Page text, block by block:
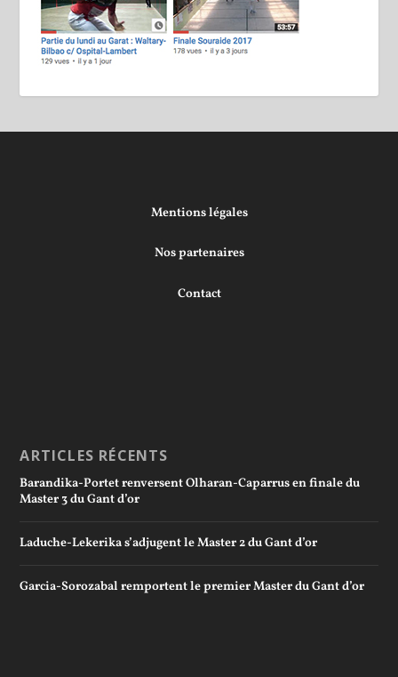
Mentions légales
Nos partenaires
Contact
ARTICLES RÉCENTS
Barandika-Portet renversent Olharan-Caparrus en finale du
Master 3 du Gant d’or
Laduche-Lekerika s’adjugent le Master 2 du Gant d’or
Garcia-Sorozabal remportent le premier Master du Gant d’or